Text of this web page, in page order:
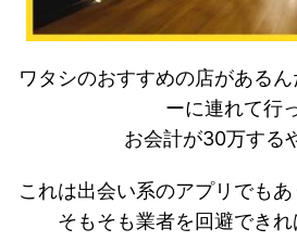
ワタシのおすすめの店がある
ーに連れて行
お会計が30万する
これは出会い系のアプリでも
そもそも業者を回避でき